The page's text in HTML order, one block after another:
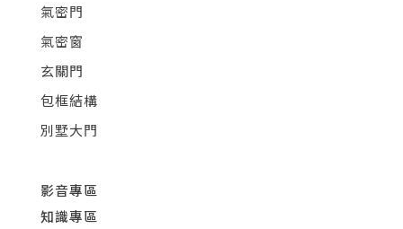
氣密門
氣密窗
玄關門
包框結構
別墅大門
影音專區
知識專區